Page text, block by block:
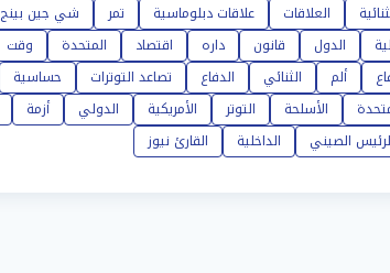
العلاقات علاقات دبلوماسية تمر شي جين بينج
الدول قانون داره اقتصاد المتحدة وقت
ألم الثنائي الدفاع تصاعد التوترات حساسية
الأسلحة التوتر الأمريكية الدولي أزمة
الصيني الداخلية القارئ نيوز